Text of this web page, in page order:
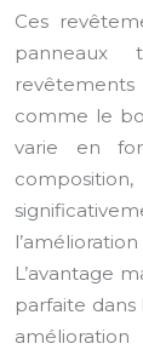
Ces
panneaux
comme le
varie en
L’avantage
parfaite dans